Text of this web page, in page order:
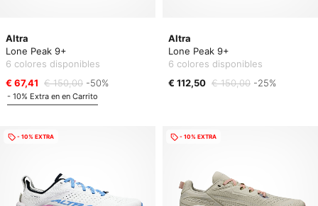
Altra
Lone Peak 9+
6 colores disponibles
€ 67,41 € 150,00 -50%
- 10% Extra en en Carrito
Altra
Lone Peak 9+
6 colores disponibles
€ 112,50 € 150,00 -25%
- 10% EXTRA - 10% EXTRA